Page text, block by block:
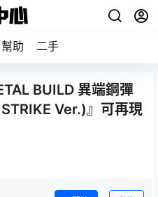
幫助 二手
BUILD 異端鋼彈
Ver.)』可再現